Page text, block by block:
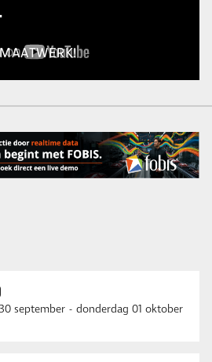
september - donderdag 01 oktober